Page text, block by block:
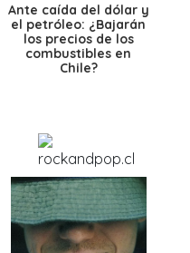
Ante caída del dólar y
el petróleo: ¿Bajarán
los precios de los
combustibles en
Chile?